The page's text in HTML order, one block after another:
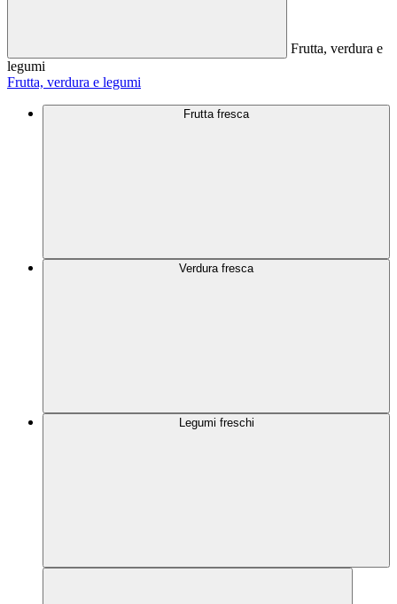
Frutta, verdura e
legumi
Frutta, verdura e legumi
Frutta fresca
Verdura fresca
Legumi freschi